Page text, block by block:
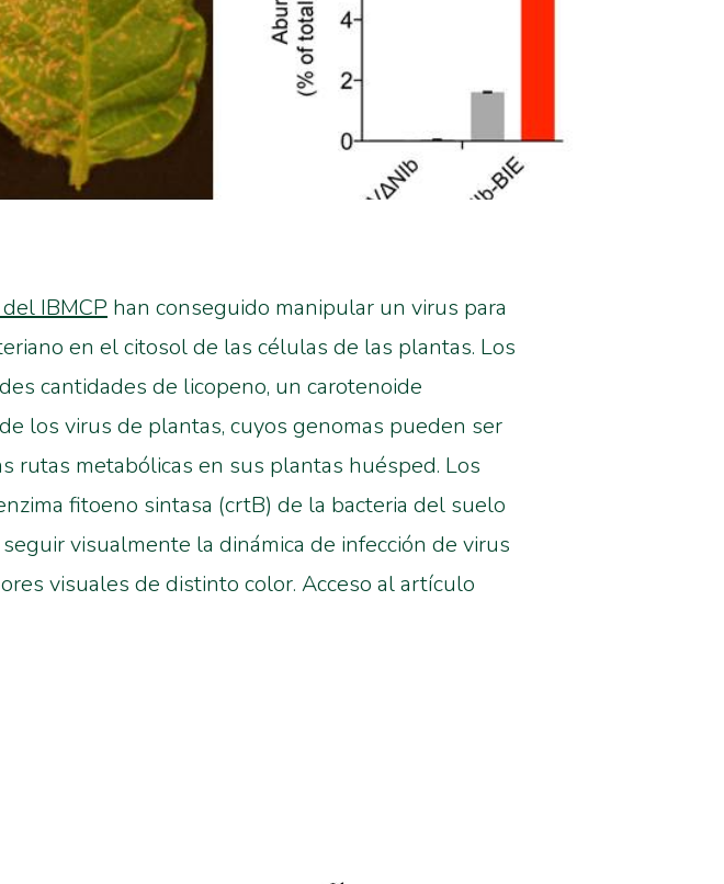
IBMCP han conseguido manipular un virus para
en el citosol de las células de las plantas. Los
cantidades de licopeno, un carotenoide
los virus de plantas, cuyos genomas pueden ser
rutas metabólicas en sus plantas huésped. Los
fitoeno sintasa (crtB) de la bacteria del suelo
visualmente la dinámica de infección de virus
visuales de distinto color. Acceso al artículo